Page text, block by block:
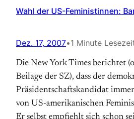
Wahl der US-Feministinnen:
Dez. 17, 2007•1 Minute
Die New York Times berichtet
Beilage der SZ), dass der
Präsidentschaftskandidat
von US-amerikanischen
Er selbst empfiehlt sich schon